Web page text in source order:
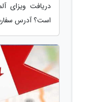
دریافت ویزای
است؟ آدرس